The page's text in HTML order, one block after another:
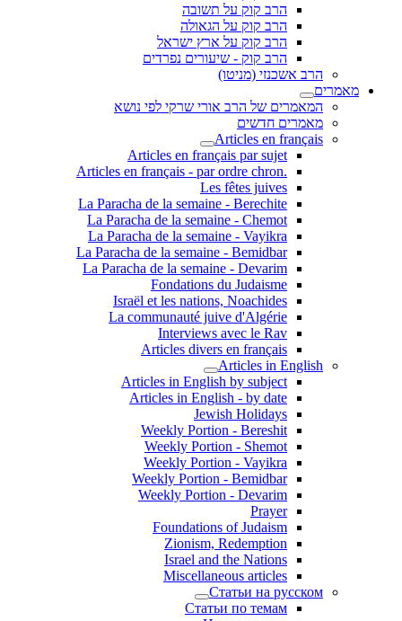
הרב קוק על תשובה
הרב קוק על הגאולה
הרב קוק על ארץ ישראל
הרב קוק - שיעורים נפרדים
הרב אשכנזי (מניטו)
מאמרים
המאמרים של הרב אורי שרקי לפי נושא
מאמרים חדשים
Articles en français
Articles en français par sujet
.Articles en français - par ordre chron
Les fêtes juives
La Paracha de la semaine - Berechite
La Paracha de la semaine - Chemot
La Paracha de la semaine - Vayikra
La Paracha de la semaine - Bemidbar
La Paracha de la semaine - Devarim
Fondations du Judaisme
Israël et les nations, Noachides
La communauté juive d'Algérie
Interviews avec le Rav
Articles divers en français
Articles in English
Articles in English by subject
Articles in English - by date
Jewish Holidays
Weekly Portion - Bereshit
Weekly Portion - Shemot
Weekly Portion - Vayikra
Weekly Portion - Bemidbar
Weekly Portion - Devarim
Prayer
Foundations of Judaism
Zionism, Redemption
Israel and the Nations
Miscellaneous articles
Статьи на русском
Статьи по темам